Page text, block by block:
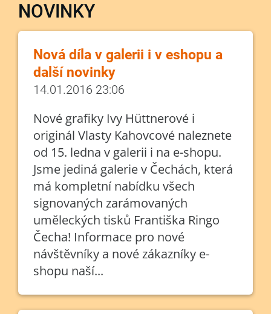
NOVINKY
Nová díla v galerii i v eshopu a
další novinky
14.01.2016 23:06
Nové grafiky Ivy Hüttnerové i
originál Vlasty Kahovcové naleznete
od 15. ledna v galerii i na e-shopu.
Jsme jediná galerie v Čechách, která
má kompletní nabídku všech
signovaných zarámovaných
uměleckých tisků Františka Ringo
Čecha! Informace pro nové
návštěvníky a nové zákazníky e-
shopu naší...